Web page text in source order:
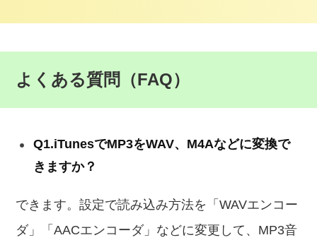
よくある質問（FAQ）
Q1.iTunesでMP3をWAV、M4Aなどに変換で
きますか？
できます。設定で読み込み方法を「WAVエンコー
ダ」「AACエンコーダ」などに変更して、MP3音